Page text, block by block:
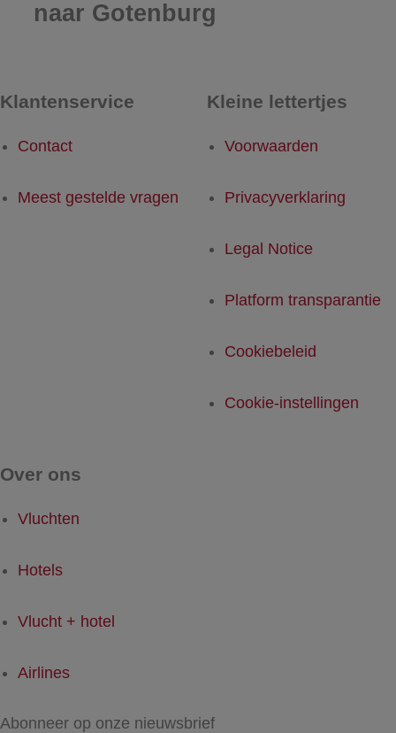
naar Gotenburg
Klantenservice
Contact
Meest gestelde vragen
Kleine lettertjes
Voorwaarden
Privacyverklaring
Legal Notice
Platform transparantie
Cookiebeleid
Cookie-instellingen
Over ons
Vluchten
Hotels
Vlucht + hotel
Airlines
Abonneer op onze nieuwsbrief